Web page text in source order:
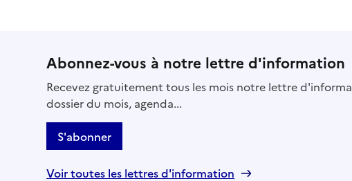
Abonnez-vous à notre lettre d'information
Recevez gratuitement tous les mois notre lettre
dossier du mois, agenda...
S'abonner
Voir toutes les lettres d'information